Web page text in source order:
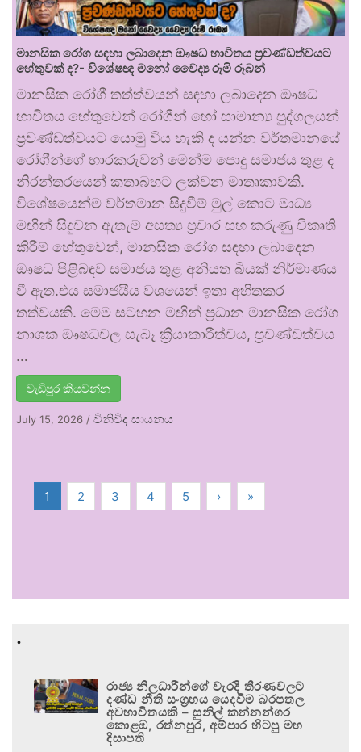
මානසික රෝග සඳහා ලබාදෙන ඖෂධ භාවිතය ප්‍රචණ්ඩත්වයට
හේතුවක් ද?- විශේෂඥ මනෝ වෛද්‍ය රූමි රූබන්
මානසික රෝගී තත්ත්වයන් සඳහා ලබාදෙන ඖෂධ
භාවිතය හේතුවෙන් රෝගීන් හෝ සාමාන්‍ය පුද්ගලයන්
ප්‍රචණ්ඩත්වයට යොමු විය හැකි ද යන්න වර්තමානයේ
රෝගීන්ගේ භාරකරුවන් මෙන්ම පොදු සමාජය තුළ ද
නිරන්තරයෙන් කතාබහට ලක්වන මාතෘකාවකි.
විශේෂයෙන්ම වර්තමාන සිදුවීම් මුල් කොට මාධ්‍ය
මඟින් සිදුවන ඇතැම් අසත්‍ය ප්‍රචාර සහ කරුණු විකෘති
කිරීම් හේතුවෙන්, මානසික රෝග සඳහා ලබාදෙන
ඖෂධ පිළිබඳව සමාජය තුළ අනියත බියක් නිර්මාණය
වී ඇත.එය සමාජයීය වශයෙන් ඉතා අහිතකර
තත්වයකි. මෙම සටහන මඟින් ප්‍රධාන මානසික රෝග
නාශක ඖෂධවල සැබෑ ක්‍රියාකාරීත්වය, ප්‍රචණ්ඩත්වය
…
වැඩිපුර කියවන්න
July 15, 2026 / විනිවිද සායනය
1 2 3 4 5 › »
.
රාජ්‍ය නිලධාරීන්ගේ වැරදි තීරණවලට
දණ්ඩ නීති සංග්‍රහය යෙදවීම බරපතල
අවභාවිතයකි – සුනිල් කන්නන්ගර
කොළඹ, රත්නපුර, අම්පාර හිටපු මහ
දිසාපති